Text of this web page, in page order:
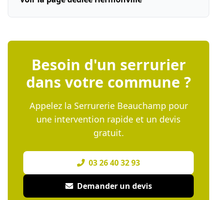
Besoin d'un serrurier
dans votre commune ?
Appelez la Serrurerie Beauchamp pour
une intervention rapide et un devis
gratuit.
03 26 40 32 93
Demander un devis